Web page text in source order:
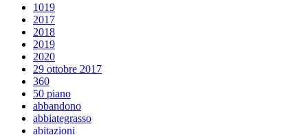
1019
2017
2018
2019
2020
29 ottobre 2017
360
50 piano
abbandono
abbiategrasso
abitazioni